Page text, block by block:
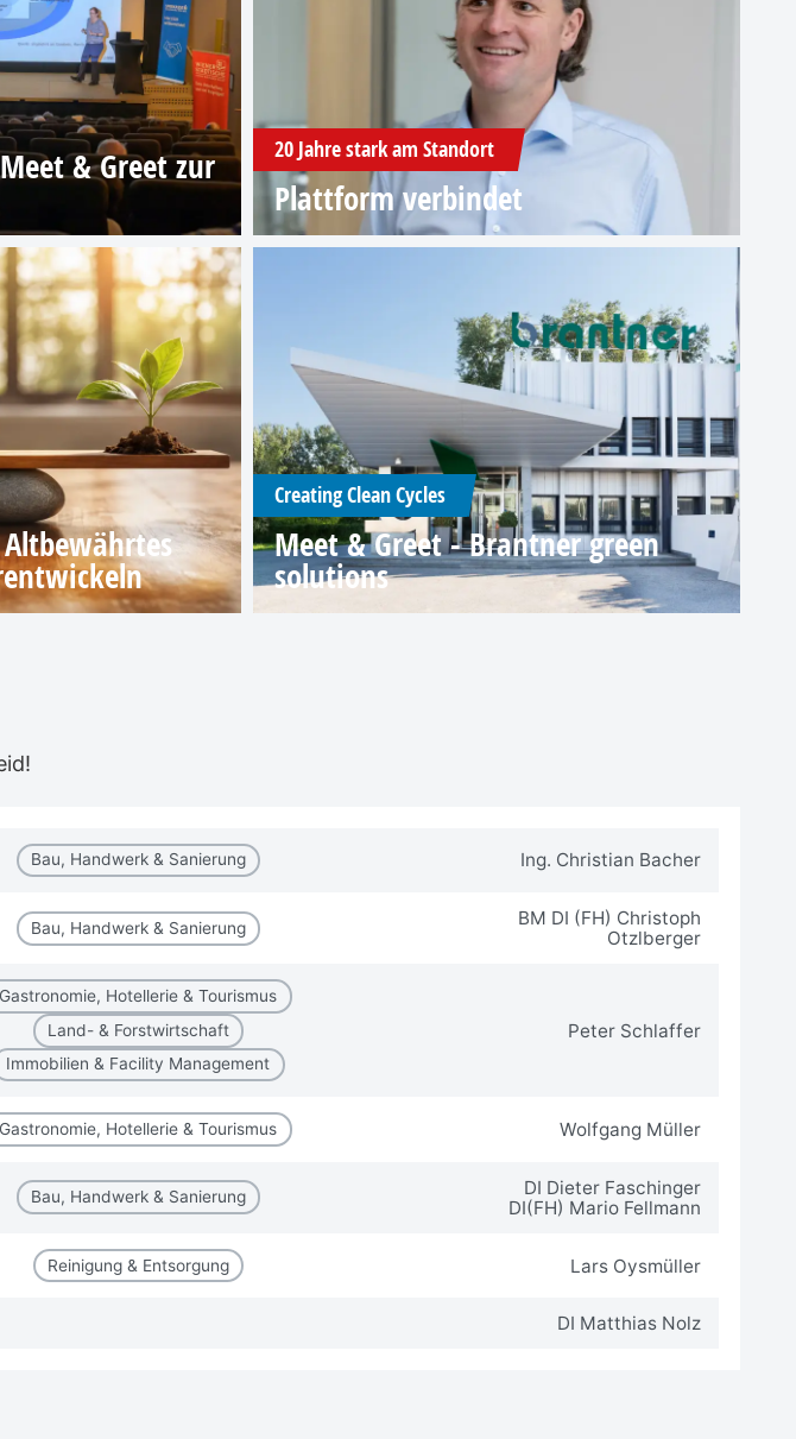
& Greet zur 20 Jahre stark am Standort
Plattform verbindet
Creating Clean Cycles
Meet & Greet - Brantner green
solutions
Bau, Handwerk & Sanierung Ing. Christian Bacher
Bau, Handwerk & Sanierung
BM DI (FH) Christoph
Otzlberger
Gastronomie, Hotellerie & Tourismus
Land- & Forstwirtschaft
Immobilien & Facility Management
Peter Schlaffer
Gastronomie, Hotellerie & Tourismus Wolfgang Müller
Bau, Handwerk & Sanierung
DI Dieter Faschinger
DI(FH) Mario Fellmann
Reinigung & Entsorgung Lars Oysmüller
DI Matthias Nolz